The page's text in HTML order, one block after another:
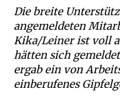
Die breite
angemeldeten
Kika/Leiner ist voll
hätten sich
ergab ein von
einberufenes